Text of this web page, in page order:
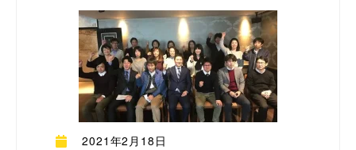
2021年2月18日